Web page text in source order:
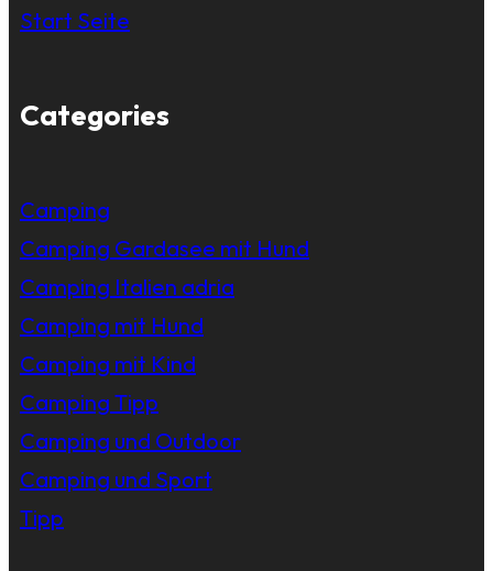
Start Seite
Categories
Camping
Camping Gardasee mit Hund
Camping Italien adria
Camping mit Hund
Camping mit Kind
Camping Tipp
Camping und Outdoor
Camping und Sport
Tipp